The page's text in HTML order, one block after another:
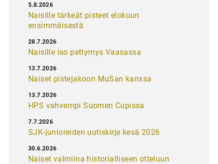
Naisille tärkeät pisteet elokuun
ensimmäisestä
5.8.2026
Naisille iso pettymys Vaasassa
28.7.2026
Naiset pistejakoon MuSan kanssa
13.7.2026
HPS vahvempi Suomen Cupissa
13.7.2026
SJK-junioreiden uutiskirje kesä 2026
7.7.2026
Naiset valmiina historialliseen otteluun
30.6.2026